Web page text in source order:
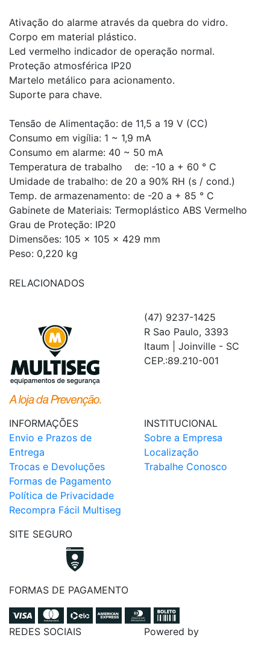
Ativação do alarme através da quebra do vidro.
Corpo em material plástico.
Led vermelho indicador de operação normal.
Proteção atmosférica IP20
Martelo metálico para acionamento.
Suporte para chave.
Tensão de Alimentação: de 11,5 a 19 V (CC)
Consumo em vigília: 1 ~ 1,9 mA
Consumo em alarme: 40 ~ 50 mA
Temperatura de trabalho de: -10 a + 60 ° C
Umidade de trabalho: de 20 a 90% RH (s / cond.)
Temp. de armazenamento: de -20 a + 85 ° C
Gabinete de Materiais: Termoplástico ABS Vermelho
Grau de Proteção: IP20
Dimensões: 105 x 105 x 429 mm
Peso: 0,220 kg
RELACIONADOS
(47) 9237-1425
R Sao Paulo, 3393
Itaum | Joinville - SC
CEP.:89.210-001
INFORMAÇÕES
Envio e Prazos de
Entrega
Trocas e Devoluções
Formas de Pagamento
Política de Privacidade
Recompra Fácil Multiseg
INSTITUCIONAL
Sobre a Empresa
Localização
Trabalhe Conosco
SITE SEGURO
FORMAS DE PAGAMENTO
REDES SOCIAIS Powered by